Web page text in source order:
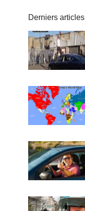
Derniers articles